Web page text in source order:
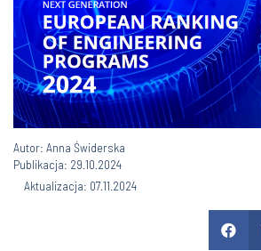
Autor: Anna Świderska
Publikacja: 29.10.2024
Aktualizacja: 07.11.2024